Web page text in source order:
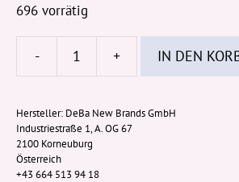
696 vorrätig
-
Night
Himbeere
+ IN DEN
Hersteller: DeBa New Brands GmbH
Industriestraße 1, A. OG 67
2100 Korneuburg
Österreich
+43 664 513 94 18